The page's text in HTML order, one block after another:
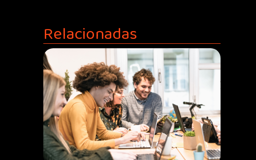
Relacionadas